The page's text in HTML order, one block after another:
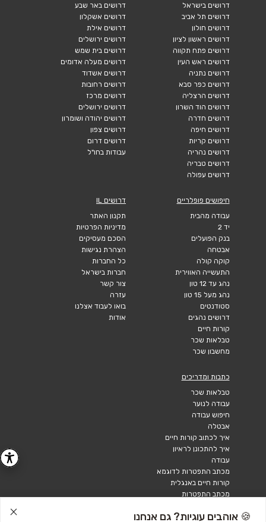
דרושים בישראל
דרושים תל אביב
דרושים חולון
דרושים ראשון לציון
דרושים פתח תקווה
דרושים ראש העין
דרושים נתניה
דרושים כפר סבא
דרושים הרצליה
דרושים הוד השרון
דרושים חדרה
דרושים חיפה
דרושים קריות
דרושים נהריה
דרושים טבריה
דרושים עפולה
דרושים באר שבע
דרושים אשקלון
דרושים אילת
דרושים ירושלים
דרושים בית שמש
דרושים מעלה אדומים
דרושים אשדוד
דרושים רחובות
דרושים מרכז
דרושים ירושלים
דרושים יהודה ושומרון
דרושים צפון
דרושים דרום
עבודות בחו"ל
חיפושים פופלריים
עבודה מהבית
יד 2
בנק הפועלים
אבטחה
קוקה קולה
התעשייה האווירית
נהג עד 12 טון
נהג מעל 15 טון
סטודנטים
דרושים נהגים
קורות חיים
טבלאות שכר
מחשבון שכר
דרושים IL
תקנון האתר
מדיניות הפרטיות
הסכם מעסיקים
הצהרת נגישות
כל החברות
חברות בישראל
צור קשר
עזרה
בואו לעבוד אצלנו
אודות
כתבות ומדריכים
טבלאות שכר
עבודה לנוער
חיפוש עבודה
אבטלה
איך לכתוב קורות חיים
איך להתכונן לראיון
עבודה
מכתב התפטרות לדוגמא
קורות חיים באנגלית
מכתב התפטרות
🍪 אוהבים עוגיות? גם אנחנו